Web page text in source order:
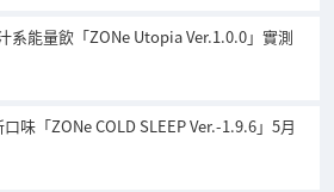
系能量飲「ZONe Utopia Ver.1.0.0」實測
味「ZONe COLD SLEEP Ver.-1.9.6」5月